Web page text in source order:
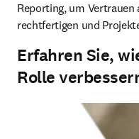
Reporting, um
rechtfertigen und
Erfahren Sie,
Rolle